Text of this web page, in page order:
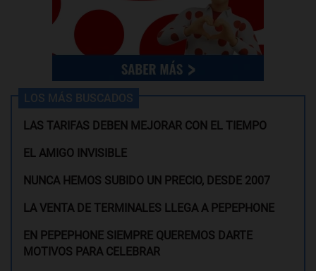
LOS MÁS BUSCADOS
LAS TARIFAS DEBEN MEJORAR CON EL TIEMPO
EL AMIGO INVISIBLE
NUNCA HEMOS SUBIDO UN PRECIO, DESDE 2007
LA VENTA DE TERMINALES LLEGA A PEPEPHONE
EN PEPEPHONE SIEMPRE QUEREMOS DARTE
MOTIVOS PARA CELEBRAR